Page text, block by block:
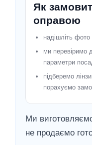
Як
оправою
надішліть
ми перевіримо
параметри
підберемо
порахуємо
Ми
не продаємо